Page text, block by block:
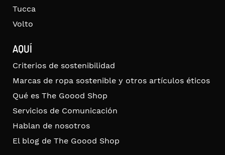
Tucca
Volto
AQUÍ
Criterios de sostenibilidad
Marcas de ropa sostenible y otros artículos éticos
Qué es The Goood Shop
Servicios de Comunicación
Hablan de nosotros
El blog de The Goood Shop